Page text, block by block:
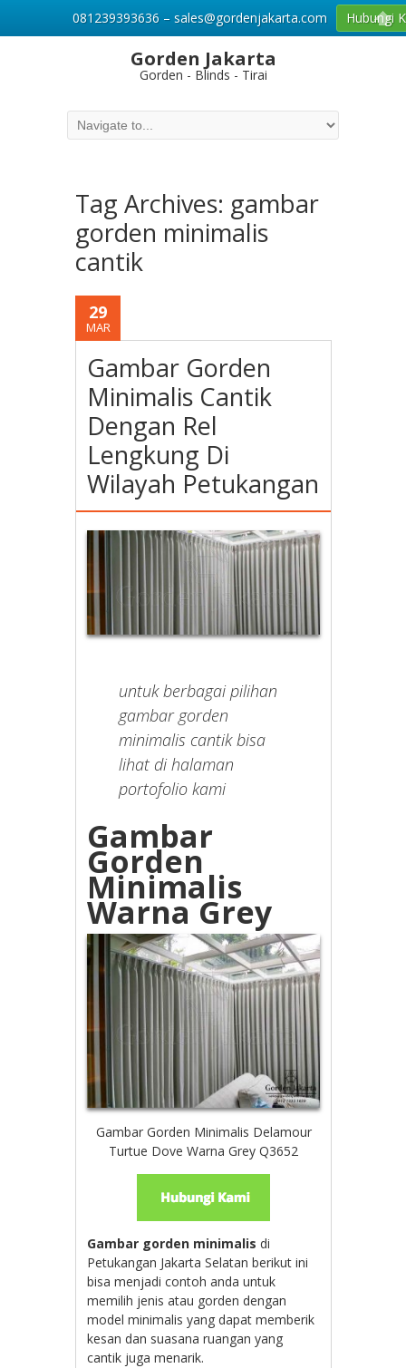
Gorden Jakarta
Gorden - Blinds - Tirai
Tag Archives: gambar
gorden minimalis
cantik
29
MAR
Gambar Gorden
Minimalis Cantik
Dengan Rel
Lengkung Di
Wilayah Petukangan
untuk berbagai pilihan
gambar gorden
minimalis cantik bisa
lihat di halaman
portofolio kami
Gambar
Gorden
Minimalis
Warna Grey
Gambar Gorden Minimalis Delamour
Turtue Dove Warna Grey Q3652
Gambar gorden minimalis di
Petukangan Jakarta Selatan berikut ini
bisa menjadi contoh anda untuk
memilih jenis atau gorden dengan
model minimalis yang dapat memberik
kesan dan suasana ruangan yang
cantik juga menarik.
081239393636 – sales@gordenjakarta.com Hubungi